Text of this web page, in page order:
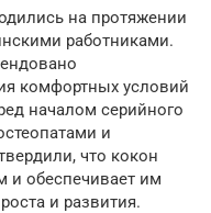
на протяжении
работниками.
комфортных условий
началом серийного
и
что кокон
обеспечивает им
и развития.